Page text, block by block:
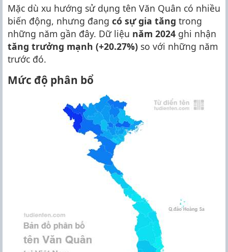
Mặc dù xu hướng sử dụng tên Văn Quân có nhiều
biến động, nhưng đang có sự gia tăng trong
những năm gần đây. Dữ liệu năm 2024 ghi nhận
tăng trưởng mạnh (+20.27%) so với những năm
trước đó.
Mức độ phân bổ